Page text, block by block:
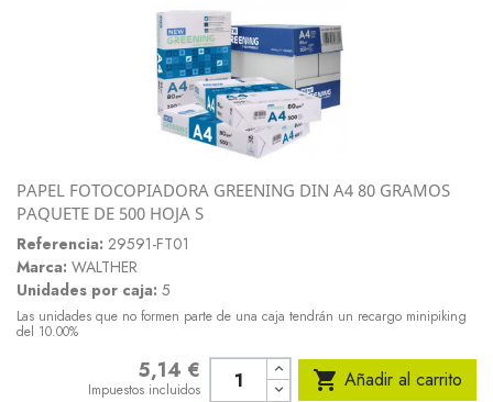
PAPEL FOTOCOPIADORA GREENING DIN A4 80 GRAMOS
PAQUETE DE 500 HOJA S
Referencia: 29591-FT01
Marca: WALTHER
Unidades por caja: 5
Las unidades que no formen parte de una caja tendrán un recargo minipiking
del 10.00%
5,14 €
Impuestos incluidos  Añadir al carrito